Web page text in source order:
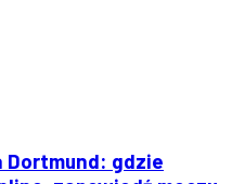
Dortmund: gdzie